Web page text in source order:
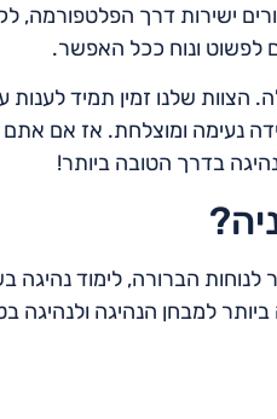
ישירות דרך הפלטפורמה,
לפשוט ונוח ככל האפשר.
הצוות שלנו זמין תמיד
נעימה ומוצלחת. אז אם
בדרך הטובה ביותר!
הברורה, לימוד נהיגה
למבחן הנהיגה ולנהיגה